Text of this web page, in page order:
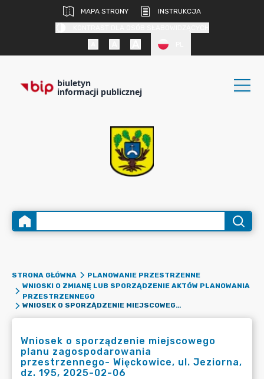
MAPA STRONY
INSTRUKCJA
biuletyn
informacji publicznej
STRONA GŁÓWNA
PLANOWANIE PRZESTRZENNE
WNIOSKI O ZMIANĘ LUB SPORZĄDZENIE AKTÓW PLANOWANIA
PRZESTRZENNEGO
WNIOSEK O SPORZĄDZENIE MIEJSCOWEGO PLANU ZAGOSPODAROWANIA PRZESTRZENNEGO- WIĘCKOWICE, UL. JEZIORNA, DZ. 195, 2025-02-06
Wniosek o sporządzenie miejscowego
planu zagospodarowania
przestrzennego- Więckowice, ul. Jeziorna,
dz. 195, 2025-02-06